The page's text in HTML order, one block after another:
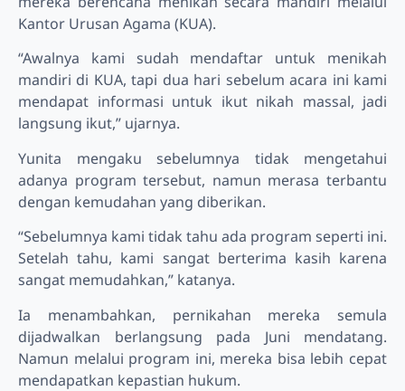
Kantor Urusan Agama (KUA).
“Awalnya kami sudah mendaftar untuk menikah
mandiri di KUA, tapi dua hari sebelum acara ini kami
mendapat informasi untuk ikut nikah massal, jadi
langsung ikut,” ujarnya.
Yunita mengaku sebelumnya tidak mengetahui
adanya program tersebut, namun merasa terbantu
dengan kemudahan yang diberikan.
“Sebelumnya kami tidak tahu ada program seperti ini.
Setelah tahu, kami sangat berterima kasih karena
sangat memudahkan,” katanya.
Ia menambahkan, pernikahan mereka semula
dijadwalkan berlangsung pada Juni mendatang.
Namun melalui program ini, mereka bisa lebih cepat
mendapatkan kepastian hukum.